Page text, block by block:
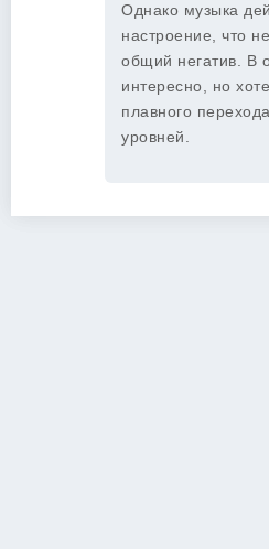
Однако музыка
настроение, что
общий негатив. В
интересно, но
плавного
уровней.